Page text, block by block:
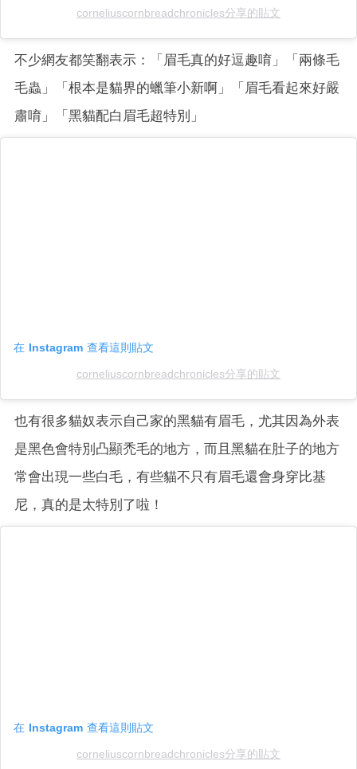
corneliuscornbreadchronicles分享的貼文
不少網友都笑翻表示：「眉毛真的好逗趣唷」「兩條毛
毛蟲」「根本是貓界的蠟筆小新啊」「眉毛看起來好嚴
肅唷」「黑貓配白眉毛超特別」
在 Instagram 查看這則貼文
corneliuscornbreadchronicles分享的貼文
也有很多貓奴表示自己家的黑貓有眉毛，尤其因為外表
是黑色會特別凸顯禿毛的地方，而且黑貓在肚子的地方
常會出現一些白毛，有些貓不只有眉毛還會身穿比基
尼，真的是太特別了啦！
在 Instagram 查看這則貼文
corneliuscornbreadchronicles分享的貼文